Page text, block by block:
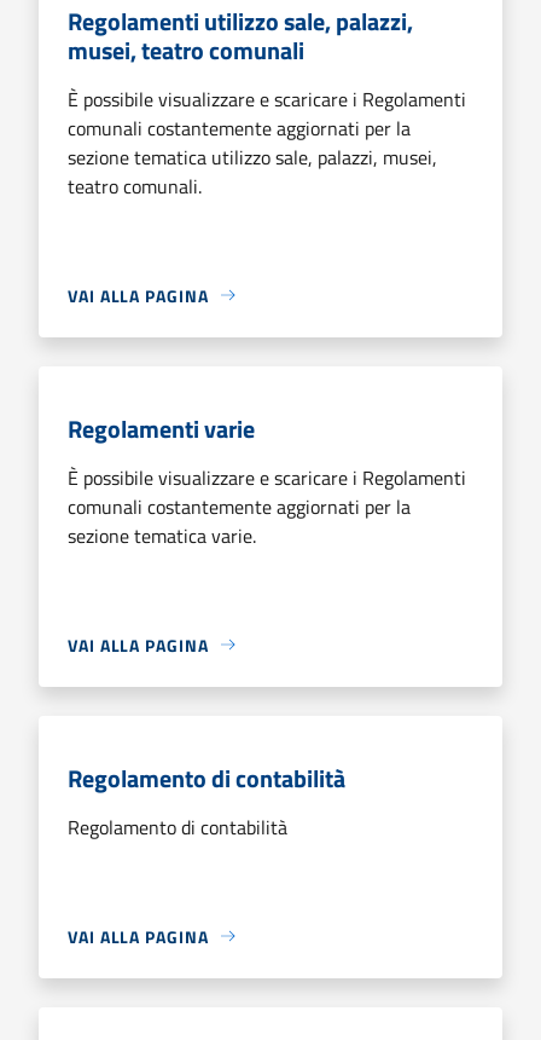
Regolamenti utilizzo sale, palazzi,
musei, teatro comunali
È possibile visualizzare e scaricare i Regolamenti
comunali costantemente aggiornati per la
sezione tematica utilizzo sale, palazzi, musei,
teatro comunali.
VAI ALLA PAGINA
Regolamenti varie
È possibile visualizzare e scaricare i Regolamenti
comunali costantemente aggiornati per la
sezione tematica varie.
VAI ALLA PAGINA
Regolamento di contabilità
Regolamento di contabilità
VAI ALLA PAGINA